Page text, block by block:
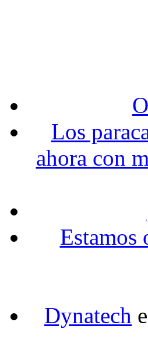
Los
ahora con
Estamos
Dynatech